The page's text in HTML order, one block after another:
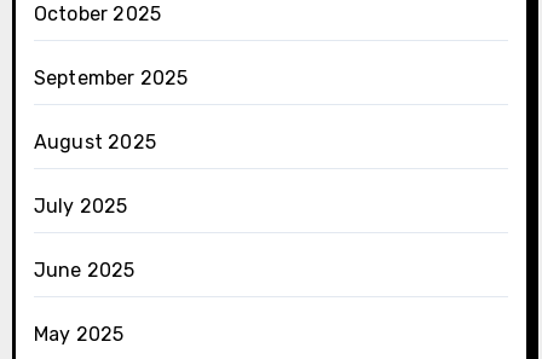
October 2025
September 2025
August 2025
July 2025
June 2025
May 2025